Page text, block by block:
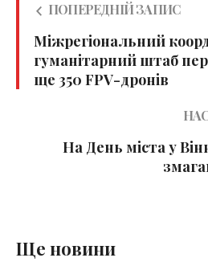
ПОПЕРЕДНІЙ ЗАПИС
Міжрегіональний
гуманітарний штаб
ще 350 FPV-дронів
На День міста у
Ще новини